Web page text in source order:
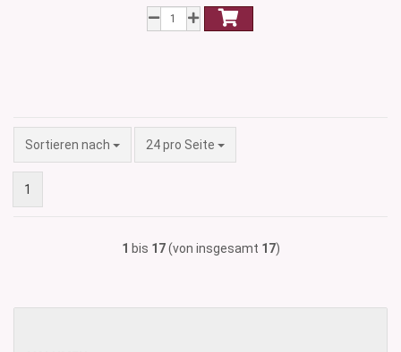
Sortieren nach
Sortieren nach 24 pro Seite
pro Seite
1
1 bis 17(von insgesamt 17)